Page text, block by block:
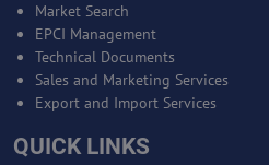
Market Search
EPCI Management
Technical Documents
Sales and Marketing Services
Export and Import Services
QUICK LINKS